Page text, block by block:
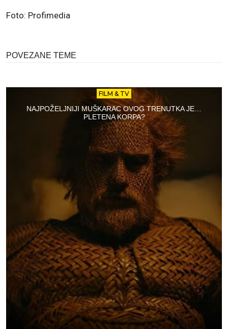
Foto: Profimedia
POVEZANE TEME
FILM & TV
NAJPOŽELJNIJI MUŠKARAC OVOG TRENUTKA JE…
PLETENA KORPA?